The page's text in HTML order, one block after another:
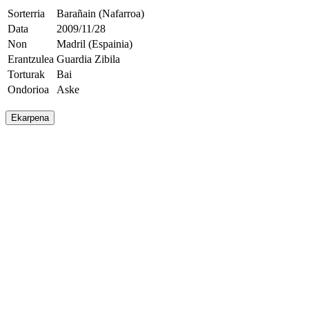
Sorterria
Barañain (Nafarroa)
Data
2009/11/28
Non
Madril (Espainia)
Erantzulea Guardia Zibila
Torturak
Bai
Ondorioa
Aske